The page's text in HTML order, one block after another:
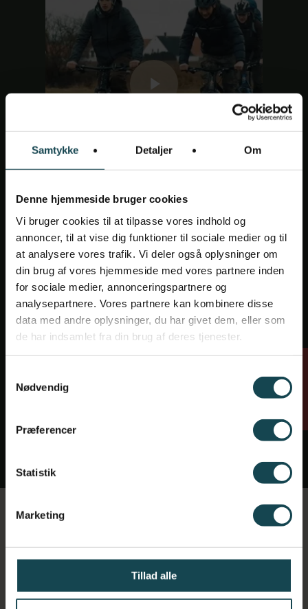
Samtykke Detaljer Om
Denne hjemmeside bruger cookies
Vi bruger cookies til at tilpasse vores indhold og
annoncer, til at vise dig funktioner til sociale medier og til
at analysere vores trafik. Vi deler også oplysninger om
din brug af vores hjemmeside med vores partnere inden
for sociale medier, annonceringspartnere og
analysepartnere. Vores partnere kan kombinere disse
data med andre oplysninger, du har givet dem, eller som
de har indsamlet fra din brug af deres tjenester.
Nødvendig
Præferencer
Statistik
Marketing
Tillad alle
Play Video
Play Video
GAMMEL ELEVDAG 2026